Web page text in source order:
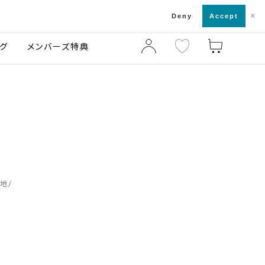
店舗一覧・来店予約
メンバーズ特典
Deny Accept ×